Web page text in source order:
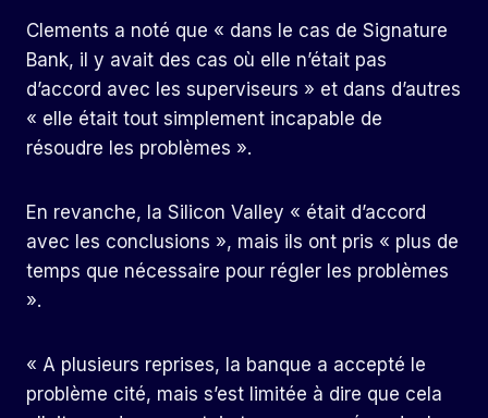
Clements a noté que « dans le cas de Signature
Bank, il y avait des cas où elle n’était pas
d’accord avec les superviseurs » et dans d’autres
« elle était tout simplement incapable de
résoudre les problèmes ».
En revanche, la Silicon Valley « était d’accord
avec les conclusions », mais ils ont pris « plus de
temps que nécessaire pour régler les problèmes
».
« A plusieurs reprises, la banque a accepté le
problème cité, mais s’est limitée à dire que cela